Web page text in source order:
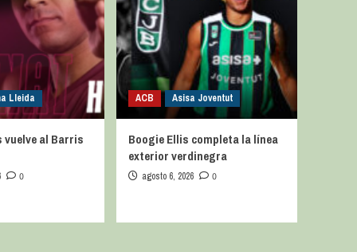
Lleida
vuelve al Barris
0
ACB Asisa Joventut
Boogie Ellis completa la línea
exterior verdinegra
agosto 6, 2026 0